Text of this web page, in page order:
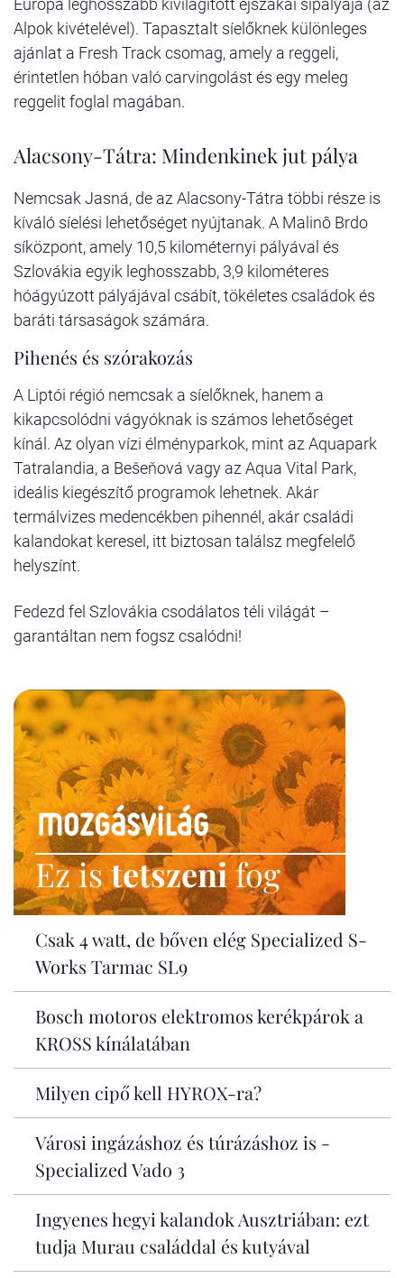
Alpok kivételével). Tapasztalt síelőknek különleges
ajánlat a Fresh Track csomag, amely a reggeli,
érintetlen hóban való carvingolást és egy meleg
reggelit foglal magában.
Alacsony-Tátra: Mindenkinek jut pálya
Nemcsak Jasná, de az Alacsony-Tátra többi része is
kíváló síelési lehetőséget nyújtanak. A Malinô Brdo
síközpont, amely 10,5 kilométernyi pályával és
Szlovákia egyik leghosszabb, 3,9 kilométeres
hóágyúzott pályájával csábít, tökéletes családok és
baráti társaságok számára.
Pihenés és szórakozás
A Liptói régió nemcsak a síelőknek, hanem a
kikapcsolódni vágyóknak is számos lehetőséget
kínál. Az olyan vízi élményparkok, mint az Aquapark
Tatralandia, a Bešeňová vagy az Aqua Vital Park,
ideális kiegészítő programok lehetnek. Akár
termálvizes medencékben pihennél, akár családi
kalandokat keresel, itt biztosan találsz megfelelő
helyszínt.
Fedezd fel Szlovákia csodálatos téli világát –
garantáltan nem fogsz csalódni!
Ez istetszenifog
Csak 4 watt, de bőven elég Specialized S-
Works Tarmac SL9
Bosch motoros elektromos kerékpárok a
KROSS kínálatában
Milyen cipő kell HYROX-ra?
Városi ingázáshoz és túrázáshoz is -
Specialized Vado 3
Ingyenes hegyi kalandok Ausztriában: ezt
tudja Murau családdal és kutyával